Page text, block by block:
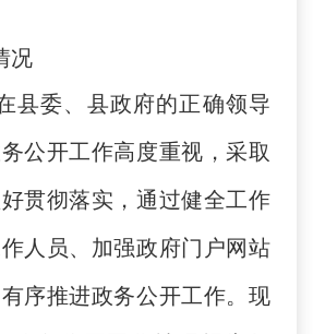
况
县委、县政府的正确领导
公开工作高度重视，采取
贯彻落实，通过健全工作
人员、加强政府门户网站
序推进政务公开工作。现